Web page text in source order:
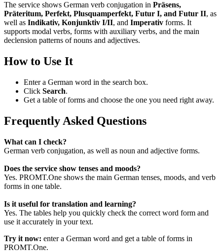
The service shows German verb conjugation in Präsens,
Präteritum, Perfekt, Plusquamperfekt, Futur I, and Futur II, as
well as Indikativ, Konjunktiv I/II, and Imperativ forms. It
supports modal verbs, forms with auxiliary verbs, and the main
declension patterns of nouns and adjectives.
How to Use It
Enter a German word in the search box.
Click Search.
Get a table of forms and choose the one you need right away.
Frequently Asked Questions
What can I check?
German verb conjugation, as well as noun and adjective forms.
Does the service show tenses and moods?
Yes. PROMT.One shows the main German tenses, moods, and verb
forms in one table.
Is it useful for translation and learning?
Yes. The tables help you quickly check the correct word form and
use it accurately in your text.
Try it now: enter a German word and get a table of forms in
PROMT.One.